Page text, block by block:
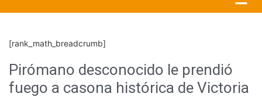
[rank_math_breadcrumb]
Pirómano desconocido le prendió
fuego a casona histórica de Victoria